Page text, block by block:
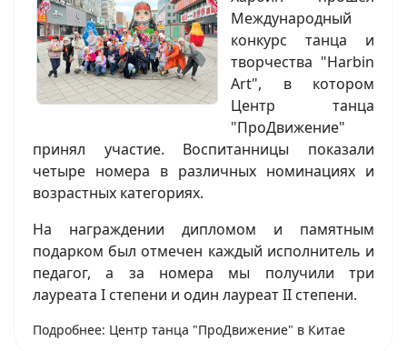
Международный
конкурс танца и
творчества "Harbin
Art", в котором
Центр танца
"ПроДвижение"
принял участие. Воспитанницы показали
четыре номера в различных номинациях и
возрастных категориях.
На награждении дипломом и памятным
подарком был отмечен каждый исполнитель и
педагог, а за номера мы получили три
лауреата I степени и один лауреат II степени.
Подробнее: Центр танца "ПроДвижение" в Китае